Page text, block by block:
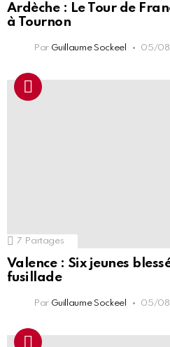
Ardèche : Le Tour de
à Tournon
Par Guillaume Sockeel 05/
7 Partages
Valence : Six jeunes
fusillade
Par Guillaume Sockeel 05/